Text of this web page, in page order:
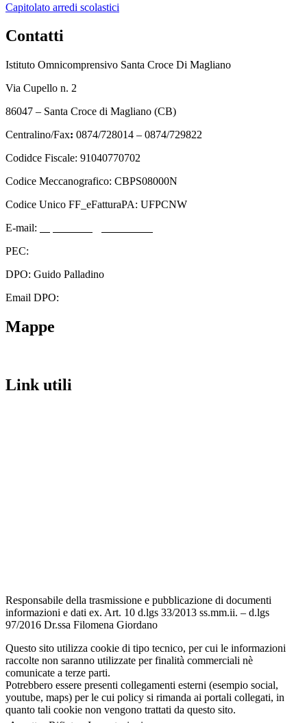
Capitolato arredi scolastici
Contatti
Istituto Omnicomprensivo Santa Croce Di Magliano
Via Cupello n. 2
86047 – Santa Croce di Magliano (CB)
Centralino/Fax: 0874/728014 – 0874/729822
Codidce Fiscale: 91040770702
Codice Meccanografico: CBPS08000N
Codice Unico FF_eFatturaPA: UFPCNW
E-mail:
PEC:
DPO: Guido Palladino
Email DPO:
Mappe
Link utili
Responsabile della trasmissione e pubblicazione di documenti
informazioni e dati ex. Art. 10 d.lgs 33/2013 ss.mm.ii. – d.lgs
97/2016 Dr.ssa Filomena Giordano
Questo sito utilizza cookie di tipo tecnico, per cui le informazioni
raccolte non saranno utilizzate per finalità commerciali nè
comunicate a terze parti.
Potrebbero essere presenti collegamenti esterni (esempio social,
youtube, maps) per le cui policy si rimanda ai portali collegati, in
quanto tali cookie non vengono trattati da questo sito.